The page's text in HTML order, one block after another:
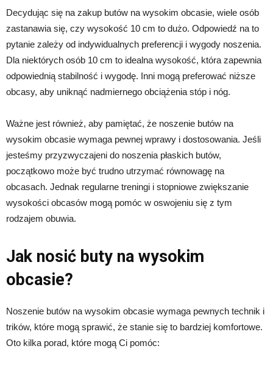
Decydując się na zakup butów na wysokim obcasie, wiele osób
zastanawia się, czy wysokość 10 cm to dużo. Odpowiedź na to
pytanie zależy od indywidualnych preferencji i wygody noszenia.
Dla niektórych osób 10 cm to idealna wysokość, która zapewnia
odpowiednią stabilność i wygodę. Inni mogą preferować niższe
obcasy, aby uniknąć nadmiernego obciążenia stóp i nóg.
Ważne jest również, aby pamiętać, że noszenie butów na
wysokim obcasie wymaga pewnej wprawy i dostosowania. Jeśli
jesteśmy przyzwyczajeni do noszenia płaskich butów,
początkowo może być trudno utrzymać równowagę na
obcasach. Jednak regularne treningi i stopniowe zwiększanie
wysokości obcasów mogą pomóc w oswojeniu się z tym
rodzajem obuwia.
Jak nosić buty na wysokim
obcasie?
Noszenie butów na wysokim obcasie wymaga pewnych technik i
trików, które mogą sprawić, że stanie się to bardziej komfortowe.
Oto kilka porad, które mogą Ci pomóc: